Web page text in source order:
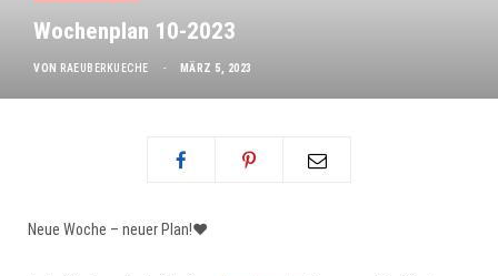
Wochenplan 10-2023
VON RAEUBERKUECHE MÄRZ 5, 2023
Neue Woche – neuer Plan!❤️